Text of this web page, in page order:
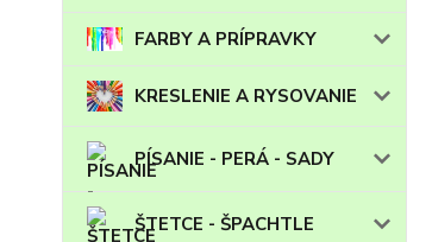
FARBY A PRÍPRAVKY
KRESLENIE A RYSOVANIE
PÍSANIE - PERÁ - SADY
ŠTETCE - ŠPACHTLE